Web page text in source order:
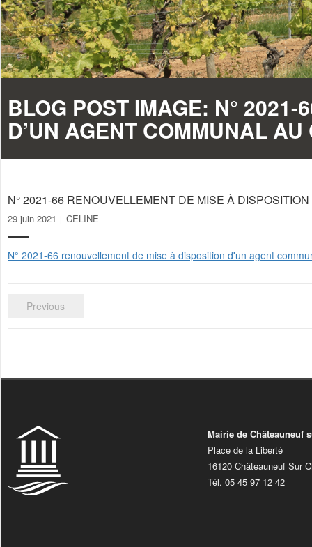
BLOG POST IMAGE: N° 2021-
D’UN AGENT COMMUNAL AU
N° 2021-66 RENOUVELLEMENT DE MISE À
29 juin 2021 CELINE
N° 2021-66 renouvellement de mise à disposition d'un agent
Previous
Mairie de Châteauneuf
Place de la Liberté
16120 Châteauneuf Sur
Tél. 05 45 97 12 42